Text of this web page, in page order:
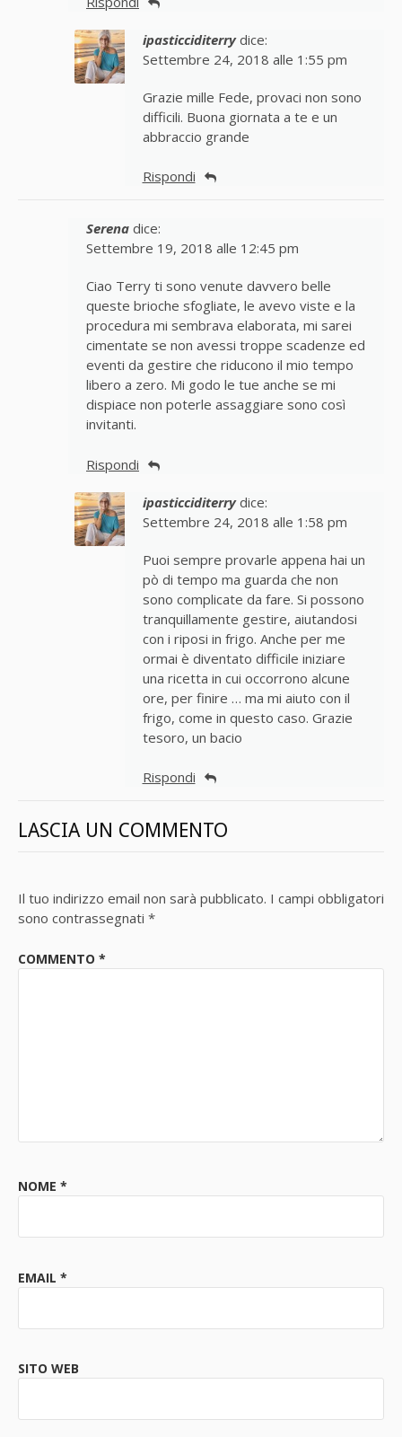
ipasticciditerry dice:
Settembre 24, 2018 alle 1:55 pm
Grazie mille Fede, provaci non sono
difficili. Buona giornata a te e un
abbraccio grande
Rispondi
Serena dice:
Settembre 19, 2018 alle 12:45 pm
Ciao Terry ti sono venute davvero belle
queste brioche sfogliate, le avevo viste e la
procedura mi sembrava elaborata, mi sarei
cimentate se non avessi troppe scadenze ed
eventi da gestire che riducono il mio tempo
libero a zero. Mi godo le tue anche se mi
dispiace non poterle assaggiare sono così
invitanti.
Rispondi
ipasticciditerry dice:
Settembre 24, 2018 alle 1:58 pm
Puoi sempre provarle appena hai un
pò di tempo ma guarda che non
sono complicate da fare. Si possono
tranquillamente gestire, aiutandosi
con i riposi in frigo. Anche per me
ormai è diventato difficile iniziare
una ricetta in cui occorrono alcune
ore, per finire … ma mi aiuto con il
frigo, come in questo caso. Grazie
tesoro, un bacio
Rispondi
LASCIA UN COMMENTO
Il tuo indirizzo email non sarà pubblicato. I campi obbligatori
sono contrassegnati *
COMMENTO *
NOME *
EMAIL *
SITO WEB